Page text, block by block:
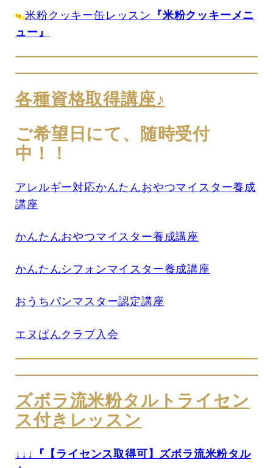
米粉クッキー缶レッスン 『米粉クッキーメニ
ュー』
各種資格取得講座♪
ご希望日にて、随時受付
中！！
アレルギー対応かんたんおやつマイスター養成
講座
かんたんおやつマイスター養成講座
かんたんシフォンマイスター養成講座
おうちパンマスター認定講座
エヌぱんクラブ入会
ズボラ流米粉タルトライセン
ス付きレッスン
↓↓↓
『【ライセンス取得可】ズボラ流米粉タル